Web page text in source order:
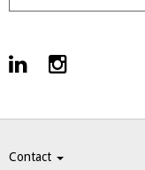
Contact